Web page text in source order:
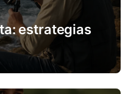
estrategias